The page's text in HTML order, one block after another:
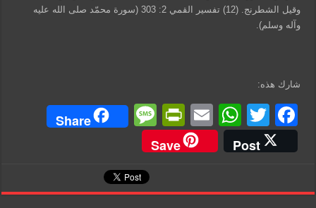
وقيل الشطرنج. (12) تفسير القمي 2: 303 (سورة محمّد صلى الله عليه
وآله وسلم).
شارك هذه:
F
a
c
T
wi
tt
W
h
at
E
m
ail
Pr
in
tF
ri
M
a
Share
Post
Save